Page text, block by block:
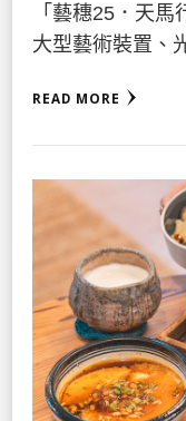
「藝穗25．天
大型藝術裝置、
READ MORE